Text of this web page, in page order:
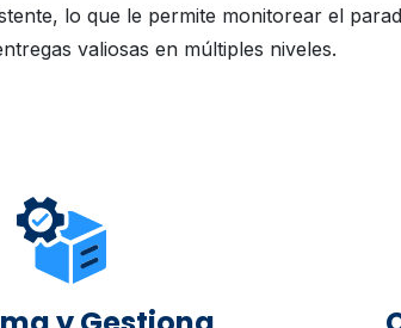
lo que le permite monitorear el
valiosas en múltiples niveles.